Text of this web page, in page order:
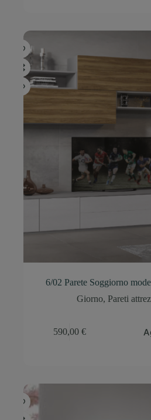
6/02 Parete Soggiorno
Giorno, Pareti
590,00 €